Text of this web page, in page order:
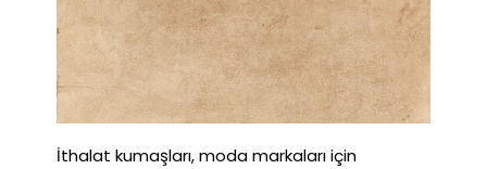
İthalat kumaşları, moda markaları için